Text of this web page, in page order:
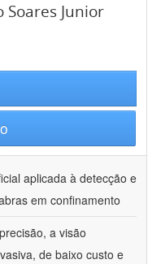
Soares Junior
aplicada à detecção e
em confinamento
a visão
de baixo custo e